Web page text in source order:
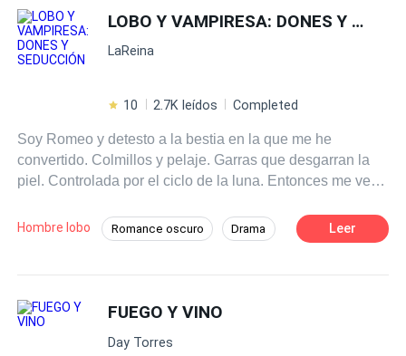
adelante. Pero en el proceso él iba derrumbándose.
Quise ayudarlo tantas veces, quedarme a su lado,
apoyarlo... pero él no me dejó. Y eso, terminó por
LOBO Y VAMPIRESA: DONES Y SEDUCCIÓN
LaReina
10 2.7K leídos Completed
Soy Romeo y detesto a la bestia en la que me he
convertido. Colmillos y pelaje. Garras que desgarran la
piel. Controlada por el ciclo de la luna. Entonces me veo
dice que debería temerle. No lo hago. Amenaza con
matarme, pero me mantiene con vida. Me muestra su
compañera. La bestia dentro de mí quiere perseguirla,
reclamarla. Hacerla mía. Pero primero necesito
mantenerla con vida, porque la maldición sigue
Hombre lobo Romance oscuro Drama
Desafío a las Expectativas
Amor Prohibido De Odio al Amor
Leer
FUEGO Y VINO
Day Torres